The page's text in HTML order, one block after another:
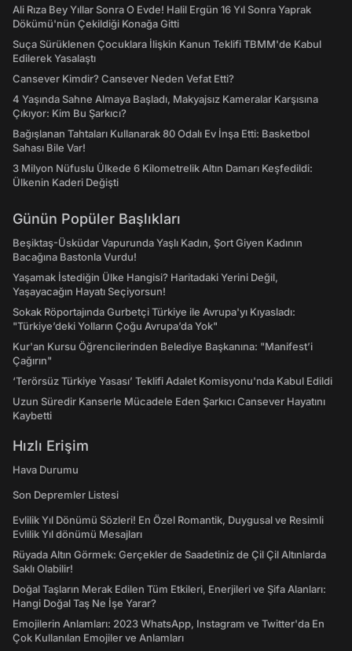
Ali Rıza Bey Yıllar Sonra O Evde! Halil Ergün 16 Yıl Sonra Yaprak
Dökümü'nün Çekildiği Konağa Gitti
Suça Sürüklenen Çocuklara İlişkin Kanun Teklifi TBMM'de Kabul
Edilerek Yasalaştı
Cansever Kimdir? Cansever Neden Vefat Etti?
4 Yaşında Sahne Almaya Başladı, Makyajsız Kameralar Karşısına
Çıkıyor: Kim Bu Şarkıcı?
Bağışlanan Tahtaları Kullanarak 80 Odalı Ev İnşa Etti: Basketbol
Sahası Bile Var!
3 Milyon Nüfuslu Ülkede 6 Kilometrelik Altın Damarı Keşfedildi:
Ülkenin Kaderi Değişti
Günün Popüler Başlıkları
Beşiktaş-Üsküdar Vapurunda Yaşlı Kadın, Şort Giyen Kadının
Bacağına Bastonla Vurdu!
Yaşamak İstediğin Ülke Hangisi? Haritadaki Yerini Değil,
Yaşayacağın Hayatı Seçiyorsun!
Sokak Röportajında Gurbetçi Türkiye ile Avrupa'yı Kıyasladı:
"Türkiye’deki Yolların Çoğu Avrupa’da Yok"
Kur'an Kursu Öğrencilerinden Belediye Başkanına: "Manifest’i
Çağırın"
‘Terörsüz Türkiye Yasası’ Teklifi Adalet Komisyonu'nda Kabul Edildi
Uzun Süredir Kanserle Mücadele Eden Şarkıcı Cansever Hayatını
Kaybetti
Hızlı Erişim
Hava Durumu
Son Depremler Listesi
Evlilik Yıl Dönümü Sözleri! En Özel Romantik, Duygusal ve Resimli
Evlilik Yıl dönümü Mesajları
Rüyada Altın Görmek: Gerçekler de Saadetiniz de Çil Çil Altınlarda
Saklı Olabilir!
Doğal Taşların Merak Edilen Tüm Etkileri, Enerjileri ve Şifa Alanları:
Hangi Doğal Taş Ne İşe Yarar?
Emojilerin Anlamları: 2023 WhatsApp, Instagram ve Twitter'da En
Çok Kullanılan Emojiler ve Anlamları